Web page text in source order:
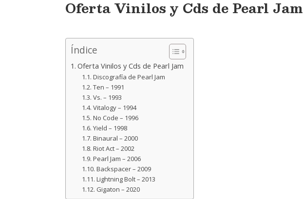
Oferta Vinilos y Cds de Pearl Jam
Índice
Oferta Vinilos y Cds de Pearl Jam
Discografía de Pearl Jam
Ten – 1991
Vs. – 1993
Vitalogy – 1994
No Code – 1996
Yield – 1998
Binaural – 2000
Riot Act – 2002
Pearl Jam – 2006
Backspacer – 2009
Lightning Bolt – 2013
Gigaton – 2020